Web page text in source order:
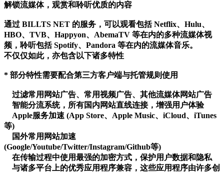
解锁流媒体，观赏和聆听优质的内容
通过 BILLTS NET 的服务，可以观看包括 Netflix、Hulu、
HBO、TVB、Happyon、AbemaTV 等在内的多种流媒体视
频，聆听包括 Spotify、Pandora 等在内的流媒体音乐。
不仅仅如此，亦包含以下诸多特性
* 部分特性需要配合第三方客户端与托管规则使用
过滤常用网站广告、常用视频广告、其他流媒体网站广告
智能分流系统，所有国内网站直线连接，增强用户体验
Apple服务加速 (App Store、Apple Music、iCloud、iTunes
等)
国外常用网站加速
(Google/Youtube/Twitter/Instagram/Github等)
在传输过程中使用最强的加密方式，保护用户数据和隐私
与诸多平台上的优秀应用程序兼容，这些应用程序由许多创